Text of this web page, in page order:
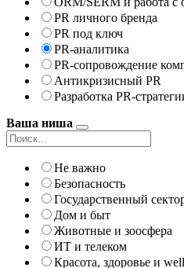
PR личного бренда
PR под ключ
PR-аналитика
PR-сопровождение
Антикризисный PR
Разработка PR-
Ваша ниша
Не важно
Безопасность
Государственный
Дом и быт
Животные и зоосфера
ИТ и телеком
Красота, здоровье и